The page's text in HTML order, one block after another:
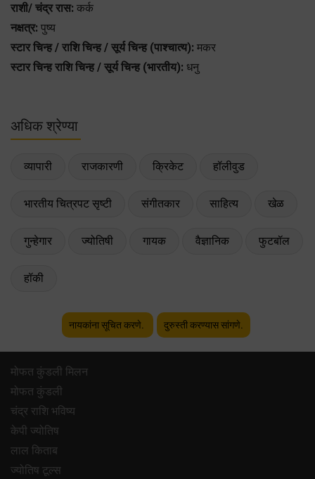
राशी/ चंद्र रास: कर्क
नक्षत्र: पुष्य
स्टार चिन्ह / राशि चिन्ह / सूर्य चिन्ह (पाश्चात्य): मकर
स्टार चिन्ह राशि चिन्ह / सूर्य चिन्ह (भारतीय): धनु
अधिक श्रेण्या
व्यापारी राजकारणी क्रिकेट हॉलीवुड
भारतीय चित्रपट सृष्टी संगीतकार साहित्य खेळ
गुन्हेगार ज्योतिषी गायक वैज्ञानिक फुटबॉल
हॉकी
नायकांना सूचित करणे. दुरुस्ती करण्यास सांगणे.
मोफत कुंडली मिलन
मोफत कुंडली
चंद्र राशि भविष्य
केपी ज्योतिष
लाल किताब
ज्योतिष टूल्स